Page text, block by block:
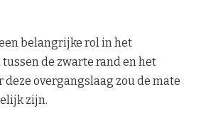
belangrijke rol in het
de zwarte rand en het
deze overgangslaag zou de mate
zijn.